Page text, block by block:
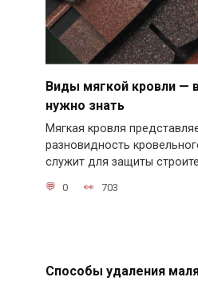
Виды мягкой кровли —
нужно знать
Мягкая кровля
разновидность
служит для защиты
0 703
Способы удаления